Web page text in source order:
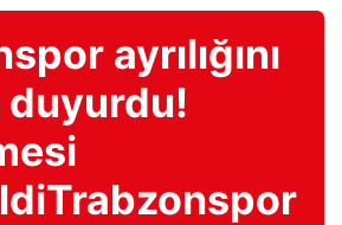
ayrılığını
duyurdu!